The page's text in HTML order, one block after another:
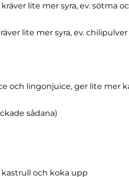
lite mer syra, ev. sötma
lite mer syra, ev.
och lingonjuice, ger lite mer
sådana)
och koka upp